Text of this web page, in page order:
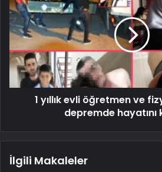
1 yıllık evli öğretmen ve
depremde
İlgili Makaleler